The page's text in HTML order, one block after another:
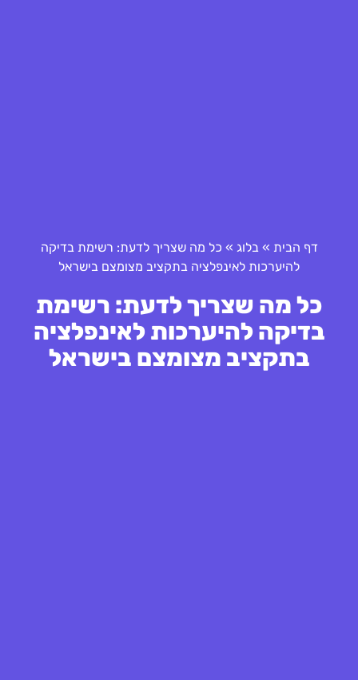
דף הבית »בלוג » כל מה שצריך לדעת: רשימת בדיקה
להיערכות לאינפלציה בתקציב מצומצם בישראל
כל מה שצריך לדעת: רשימת
בדיקה להיערכות לאינפלציה
בתקציב מצומצם בישראל